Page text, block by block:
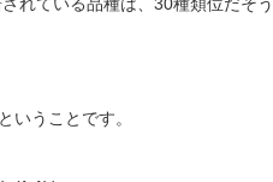
れている品種は、30種類位だそう
いうことです。